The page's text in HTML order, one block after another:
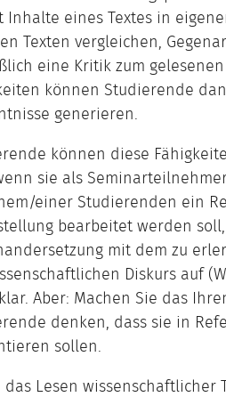
Inhalte eines Textes in
Texten vergleichen,
eine Kritik zum
können Studierende
generieren.
können diese
sie als
einer Studierenden ein
bearbeitet werden
mit dem zu
Diskurs auf
Aber: Machen Sie das
denken, dass sie in
sollen.
das Lesen wissenschaftlicher